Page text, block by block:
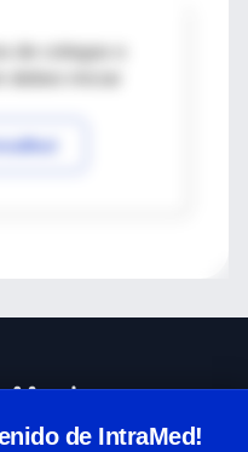
de colegas o
de IntraMed!